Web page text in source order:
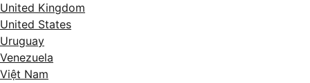
United Kingdom
United States
Uruguay
Venezuela
Việt Nam